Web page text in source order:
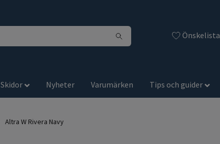
Önskelista
Skidor Nyheter Varumärken Tips och guider
Altra W Rivera Navy